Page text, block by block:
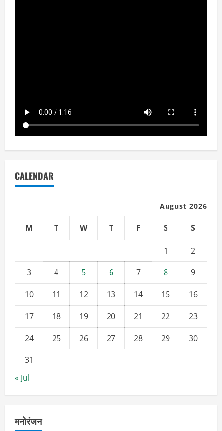
CALENDAR
August 2026
M T W T F S S
1
2
3
4 5 6 7 8
9
10
11 12 13 14 15
16
17
18 19 20 21 22
23
24
25 26 27 28 29
30
31
« Jul
मनोरंजन